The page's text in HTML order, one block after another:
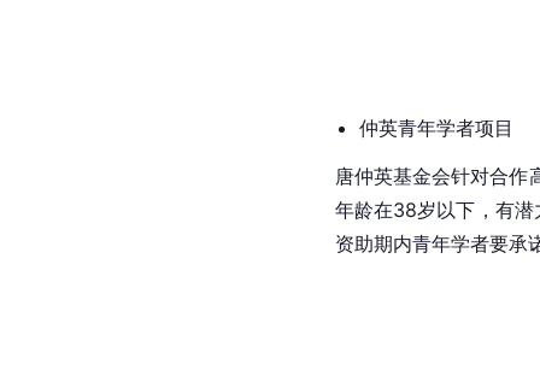
仲英青年学者项目
唐仲英基金会针对合作
年龄在38岁以下，有潜
资助期内青年学者要承